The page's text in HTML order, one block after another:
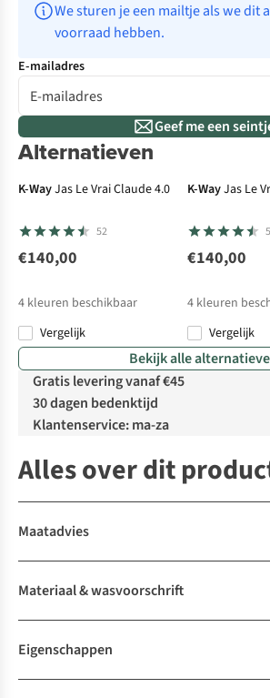
We sturen je een mailtje als we dit
voorraad hebben.
E-mailadres
Geef me een
Alternatieven
K-WayJas Le Vrai Claude 4.0
52
€140,00
4 kleuren beschikbaar
Vergelijk
K-WayJas Le
€140,00
4 kleuren
Vergelijk
Bekijk alle
Gratis levering vanaf €45
30 dagen bedenktijd
Klantenservice: ma-za
Alles over dit
Maatadvies
Materiaal & wasvoorschrift
Eigenschappen